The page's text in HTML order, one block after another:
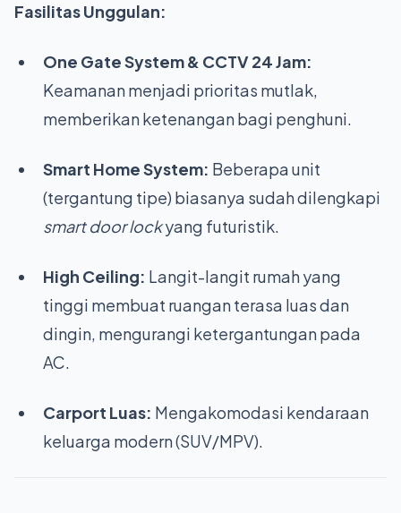
Fasilitas Unggulan:
One Gate System & CCTV 24 Jam:
Keamanan menjadi prioritas mutlak,
memberikan ketenangan bagi penghuni.
Smart Home System: Beberapa unit
(tergantung tipe) biasanya sudah dilengkapi
smart door lockyang futuristik.
High Ceiling: Langit-langit rumah yang
tinggi membuat ruangan terasa luas dan
dingin, mengurangi ketergantungan pada
AC.
Carport Luas: Mengakomodasi kendaraan
keluarga modern (SUV/MPV).